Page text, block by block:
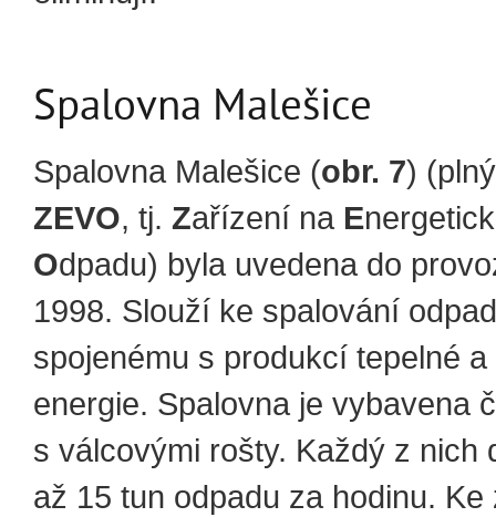
Spalovna Malešice
Spalovna Malešice (obr. 7)
ZEVO, tj. Zařízení na E
Odpadu) byla uvedena do
1998. Slouží ke spalování
spojenému s produkcí tepelné
energie. Spalovna je vybavena
s válcovými rošty. Každý z nich
až 15 tun odpadu za hodinu.